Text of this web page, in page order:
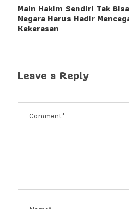
Main Hakim Sendiri Tak
Negara Harus Hadir
Kekerasan
Leave a Reply